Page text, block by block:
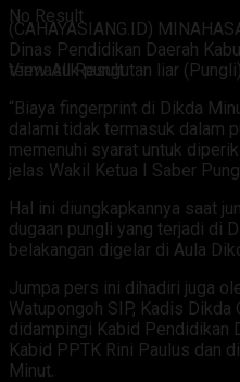
No Result
View All Result
(CAHAYASIANG.ID)
Dinas Pendidikan Daerah
termasuk pungutan liar
“Biaya fingerprint di Dikda
dalami tidak termasuk dalam
memenuhi syarat untuk
jelas Wakil Ketua I Saber
Hal ini diungkapkannya saat
dugaan pungli yang terjadi di
belakangan digelar di Aula
Jumpa pers ini dihadiri juga
Watupongoh SIP, Kadis
didampingi Kabid Pendidikan
Kabid PPTK Rini Paulus dan
Minut.